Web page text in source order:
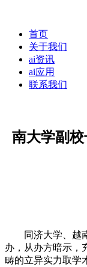
首页
关于我们
ai资讯
ai应用
联系我们
南大学副
同济大学、越南
办，从办方暗示，
畴的立异实力取学